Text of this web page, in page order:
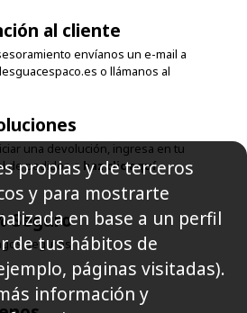
al cliente
envíanos un e-mail a
o llámanos al
una devolución, ingresa en tu
de pedidos o haz clic aquí
Seguro
seguros
propias y de terceros
y para mostrarte
en base a un perfil
de tus hábitos de
páginas visitadas).
información y